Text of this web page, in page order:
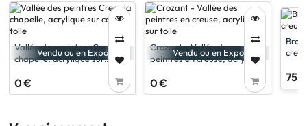
Vendu ou en Expo
Vallée des peintres Crecy la
chapelle, acrylique sur
0 €
Vendu ou en Expo
Crozant - Vallée des
peintres en creuse, acrylique
0 € 75 €